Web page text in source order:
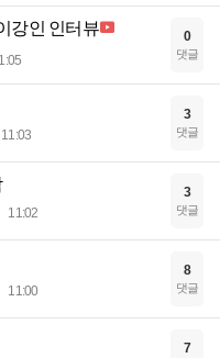
강인 인터뷰 0
댓글
11:03
3
댓글
11:02
3
댓글
11:00
8
댓글
7